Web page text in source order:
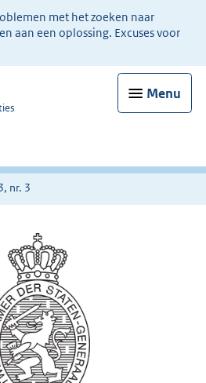
met het zoeken naar
aan een oplossing. Excuses voor
Menu
nr. 3